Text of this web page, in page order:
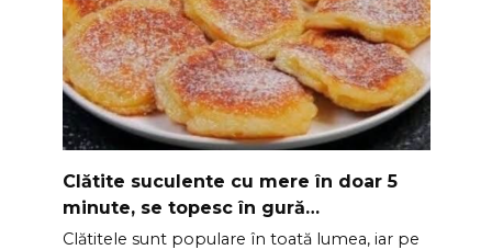
Clătite suculente cu mere în doar 5
minute, se topesc în gură…
Clătitele sunt populare în toată lumea, iar pe